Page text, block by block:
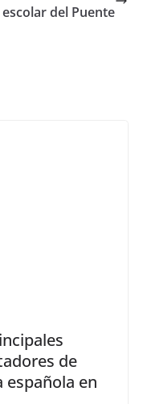
escolar del Puente
de
española en